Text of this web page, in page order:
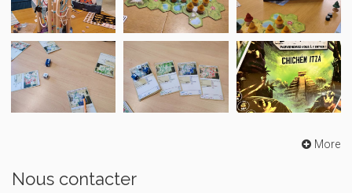
More
Nous contacter